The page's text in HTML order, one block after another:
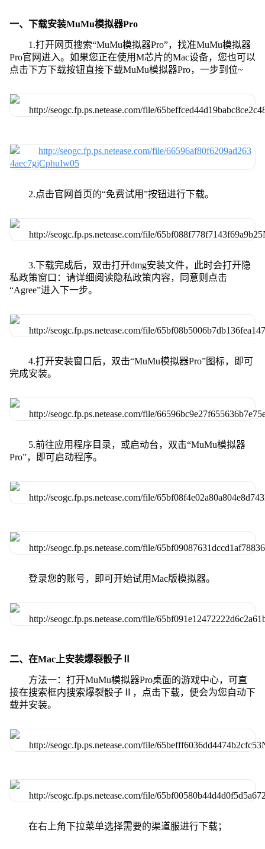
一、下载安装MuMu模拟器Pro
1.打开网页搜索“MuMu模拟器Pro”，找准MuMu模拟器
Pro官网进入。如果您正在使用M芯片的Mac设备，您也可以
点击下方下载按钮直接下载MuMu模拟器Pro，一步到位~
2.点击官网首页的“免费试用”按钮进行下载。
3.下载完成后，双击打开dmg安装文件，此时会打开隐
私政策窗口：请详细阅读隐私政策内容，同意则点击
“Agree”进入下一步。
4.打开安装窗口后，双击“MuMu模拟器Pro”图标，即可
完成安装。
5.前往应用程序目录，或启动台，双击“MuMu模拟器
Pro”，即可启动程序。
登录您的账号，即可开始试用Mac版模拟器。
二、在Mac上安装爆裂骰子Ⅱ
方法一：打开MuMu模拟器Pro桌面的游戏中心，可直
接在搜索框内搜索爆裂骰子Ⅱ，点击下载，便会为您自动下
载并安装。
在右上角下拉菜单选择需要的渠道服进行下载；